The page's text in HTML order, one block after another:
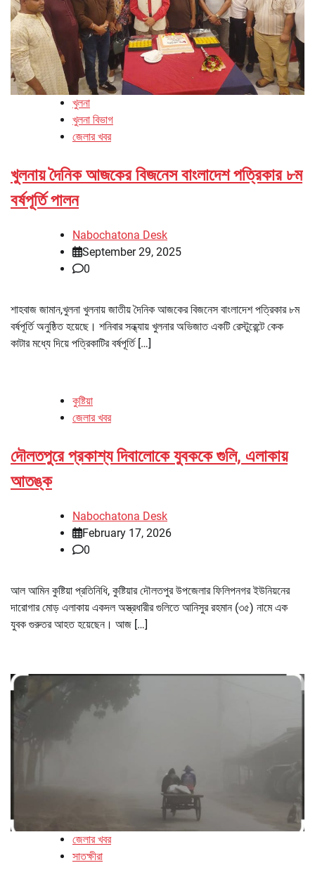
খুলনা
খুলনা বিভাগ
জেলার খবর
খুলনায় দৈনিক আজকের বিজনেস বাংলাদেশ পত্রিকার ৮ম
বর্ষপূর্তি পালন
Nabochatona Desk
September 29, 2025
0
শাহবাজ জামান,খুলনা খুলনায় জাতীয় দৈনিক আজকের বিজনেস বাংলাদেশ পত্রিকার ৮ম
বর্ষপূর্তি অনুষ্ঠিত হয়েছে। শনিবার সন্ধ্যায় খুলনার অভিজাত একটি রেস্টুরেন্টে কেক
কাটার মধ্যে দিয়ে পত্রিকাটির বর্ষপূর্তি […]
কুষ্টিয়া
জেলার খবর
দৌলতপুরে প্রকাশ্য দিবালোকে যুবককে গুলি, এলাকায়
আতঙ্ক
Nabochatona Desk
February 17, 2026
0
আল আমিন কুষ্টিয়া প্রতিনিধি, কুষ্টিয়ার দৌলতপুর উপজেলার ফিলিপনগর ইউনিয়নের
দারোগার মোড় এলাকায় একদল অস্ত্রধারীর গুলিতে আনিসুর রহমান (৩৫) নামে এক
যুবক গুরুতর আহত হয়েছেন। আজ […]
জেলার খবর
সাতক্ষীরা